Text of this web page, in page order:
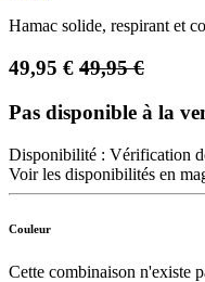
Hamac solide, respirant et
49,95 € 49,95€
Pas disponible à la
Disponibilité : Vérification
Voir les disponibilités en
Couleur
Cette combinaison n'existe